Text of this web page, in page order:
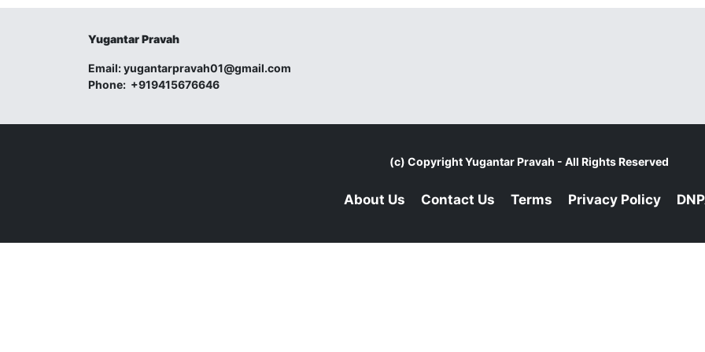
Yugantar Pravah
Email:yugantarpravah01@gmail.com
Phone: +919415676646
(c) CopyrightYugantar Pravah - All Rights Reserved
About Us Contact Us Terms Privacy Policy